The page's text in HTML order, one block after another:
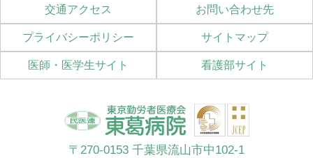
交通アクセス お問い合わせ先
プライバシーポリシー サイトマップ
医師・医学生サイト 看護部サイト
〒270-0153 千葉県流山市中102-1